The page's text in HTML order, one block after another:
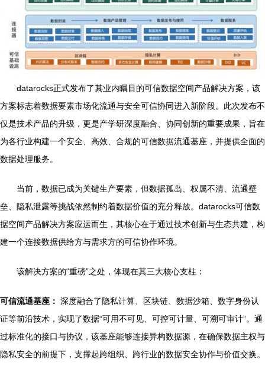
datarocks正式发布了其业内瞩目的可信数据空间产品解决方案，该
方案标志着数据要素市场化流通与安全可信协同进入新阶段。此次发布不
仅是技术产品的升级，更是产学研深度融合、协同创新的重要成果，旨在
为各行业构建一个安全、高效、合规的可信数据流通基座，并提供全面的
数据处理服务。
当前，数据已成为关键生产要素，但数据孤岛、权属不清、流通壁
垒、隐私泄露等挑战依然制约着数据价值的充分释放。datarocks可信数
据空间产品解决方案应运而生，其核心在于通过技术创新与生态共建，构
建一个连接数据供给方与需求方的可信协作环境。
该解决方案的“重磅”之处，体现在其三大核心支柱：
可信流通基座： 深度融合了隐私计算、区块链、数据沙箱、数字身份认
证等前沿技术，实现了数据“可用不可见、可控可计量、可溯可审计”。通
过标准化的接口与协议，该基座能够连接异构数据源，在确保数据主权与
隐私安全的前提下，支撑起跨组织、跨行业的数据安全协作与价值交换。